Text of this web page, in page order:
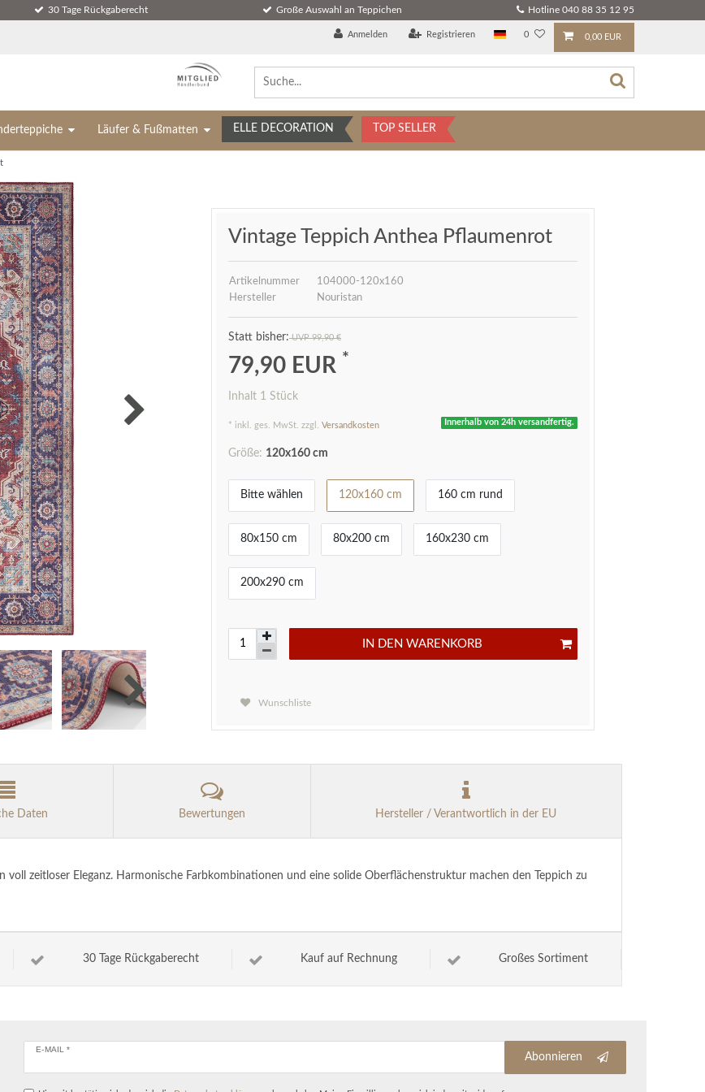
30 Tage Rückgaberecht Große Auswahl an Teppichen Hotline 040 88 35 12 95
Anmelden Registrieren 0 0,00 EUR
Läufer & Fußmatten ELLE DECORATION TOP SELLER
Vintage Teppich Anthea Pflaumenrot
Artikelnummer
104000-120x160
Hersteller
Nouristan
UVP 99,90 €
79,90 EUR *
Inhalt 1 Stück
* inkl. ges. MwSt. zzgl. Versandkosten Innerhalb von 24h versandfertig.
Größe: 120x160 cm
Bitte wählen 120x160 cm 160 cm rund
80x150 cm 80x200 cm 160x230 cm
200x290 cm
IN DEN WARENKORB
Wunschliste
Daten Bewertungen Hersteller / Verantwortlich in der EU
voll zeitloser Eleganz. Harmonische Farbkombinationen und eine solide Oberflächenstruktur machen den Teppich zu
30 Tage Rückgaberecht Kauf auf Rechnung Großes Sortiment
E-MAIL *
Abonnieren